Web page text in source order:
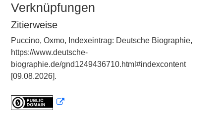
Verknüpfungen
Zitierweise
Puccino, Oxmo, Indexeintrag: Deutsche Biographie,
https://www.deutsche-
biographie.de/gnd1249436710.html#indexcontent
[09.08.2026].